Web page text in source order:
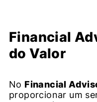
Financial
do Valor
No Financial
proporcionar um